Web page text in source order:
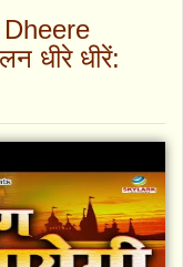
धीरे धीरें: